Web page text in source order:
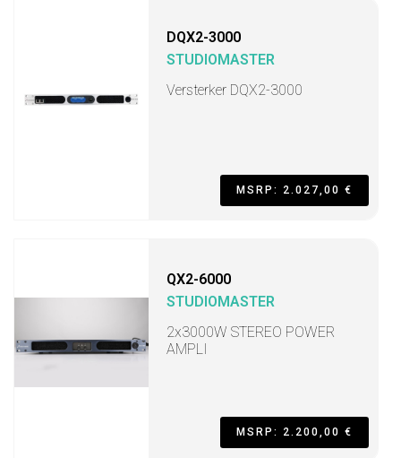
DQX2-3000
STUDIOMASTER
Versterker DQX2-3000
MSRP: 2.027,00 €
QX2-6000
STUDIOMASTER
2x3000W STEREO POWER
AMPLI
MSRP: 2.200,00 €